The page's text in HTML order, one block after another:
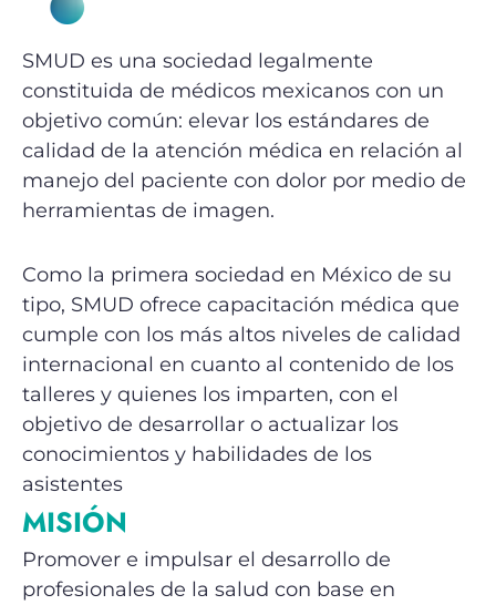
SMUD es una sociedad legalmente
constituida de médicos mexicanos con un
objetivo común: elevar los estándares de
calidad de la atención médica en relación al
manejo del paciente con dolor por medio de
herramientas de imagen.
Como la primera sociedad en México de su
tipo, SMUD ofrece capacitación médica que
cumple con los más altos niveles de calidad
internacional en cuanto al contenido de los
talleres y quienes los imparten, con el
objetivo de desarrollar o actualizar los
conocimientos y habilidades de los
asistentes
MISIÓN
Promover e impulsar el desarrollo de
profesionales de la salud con base en